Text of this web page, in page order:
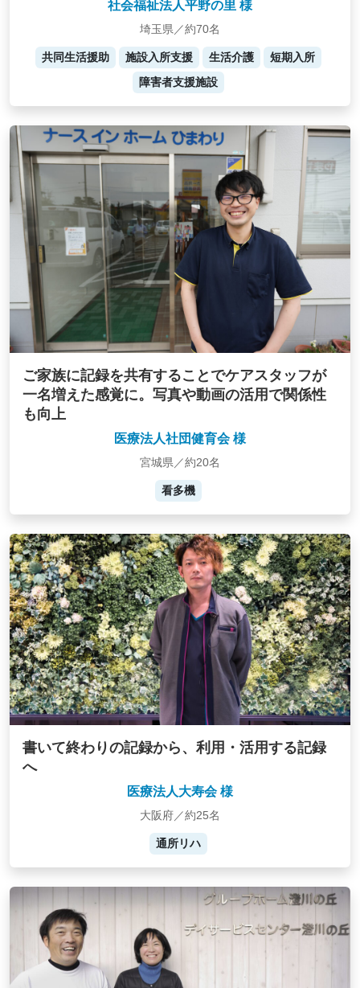
社会福祉法人平野の里 様
埼玉県／約70名
共同生活援助 施設入所支援 生活介護
短期入所
障害者支援施設
ご家族に記録を共有することでケアスタッフが
一名増えた感覚に。写真や動画の活用で関係性
も向上
医療法人社団健育会 様
宮城県／約20名
看多機
書いて終わりの記録から、利用・活用する記録
へ
医療法人大寿会 様
大阪府／約25名
通所リハ